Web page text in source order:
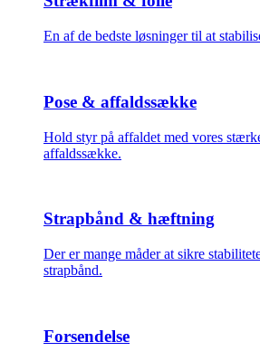
En af de bedste løsninger til at
Pose & affaldssække
Hold styr på affaldet med vores
affaldssække.
Strapbånd & hæftning
Der er mange måder at sikre
strapbånd.
Forsendelse